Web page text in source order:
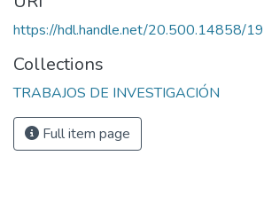
https://hdl.handle.net/20.500.14858/
Collections
TRABAJOS DE INVESTIGACIÓN
Full item page